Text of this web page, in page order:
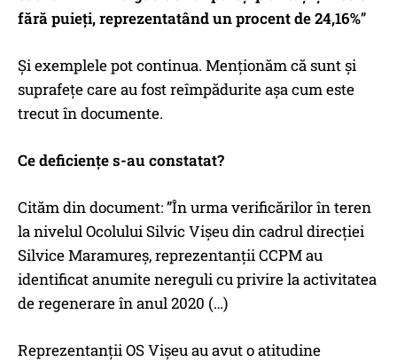
fără puieți, reprezentatând un procent de 24,16%”
Și exemplele pot continua. Menționăm că sunt și
suprafețe care au fost reîmpădurite așa cum este
trecut în documente.
Ce deficiențe s-au constatat?
Cităm din document: ”În urma verificărilor în teren
la nivelul Ocolului Silvic Vișeu din cadrul direcției
Silvice Maramureș, reprezentanții CCPM au
identificat anumite nereguli cu privire la activitatea
de regenerare în anul 2020 (…)
Reprezentanții OS Vișeu au avut o atitudine